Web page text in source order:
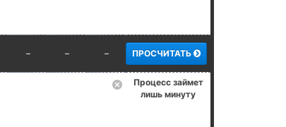
– – – ПРОСЧИТАТЬ
Процесс займет
лишь минуту